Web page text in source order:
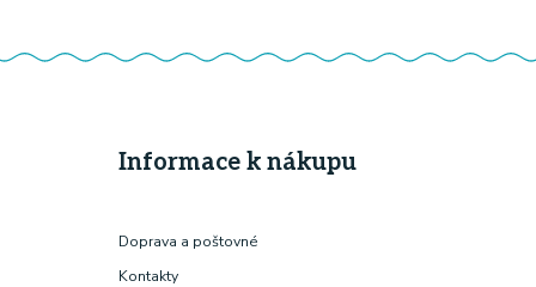
Informace k nákupu
Doprava a poštovné
Kontakty